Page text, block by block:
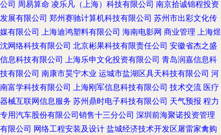
公司 周易算命 凌乐凡（上海）科技有限公司 南京拾诚锦程投资
发展有限公司 郑州赛驰计算机科技有限公司 苏州市出彩文化传
媒有限公司 上海迪鸿塑料有限公司 海南电影网 商业管理 上海煜
沈网络科技有限公司 北京彬果科技有限责任公司 安徽省杰之盛
信息科技有限公司 上海乐申文化投资有限公司 青岛润嘉信息科
技有限公司 南康市昊宁木业 运城市盐湖区具天科技有限公司 河
南富学科技有限公司 上海刚军信息科技有限公司 技术交流 医疗
器械互联网信息服务 苏州鼎时电子科技有限公司 天气预报 程力
专用汽车股份有限公司销售十三分公司 深圳前海聚诺投资管理
有限公司 网络工程安装及设计 盐城经济技术开发区屠雷家禽购